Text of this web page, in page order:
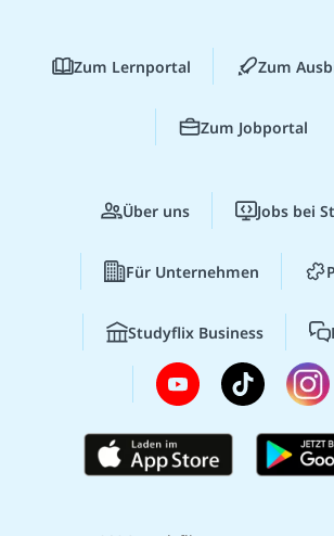
Zum Lernportal Zum
Zum Jobportal
Über uns Jobs bei
Für Unternehmen
Studyflix Business